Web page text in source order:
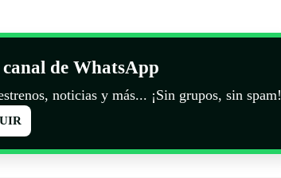
de WhatsApp
noticias y más... ¡Sin grupos, sin spam!